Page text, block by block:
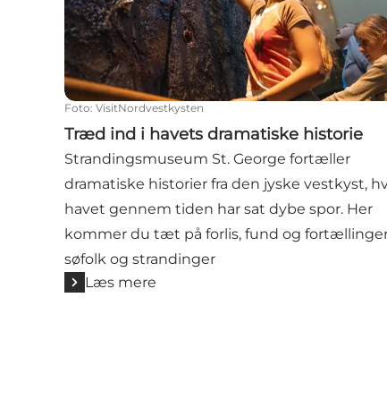
Foto: VisitNordvestkysten
Træd ind i havets dramatiske historie
Strandingsmuseum St. George fortæller
dramatiske historier fra den jyske vestkyst,
havet gennem tiden har sat dybe spor. Her
kommer du tæt på forlis, fund og
søfolk og strandinger
Læs mere